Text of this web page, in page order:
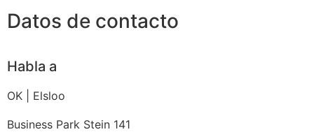
Datos de contacto
Habla a
OK | Elsloo
Business Park Stein 141